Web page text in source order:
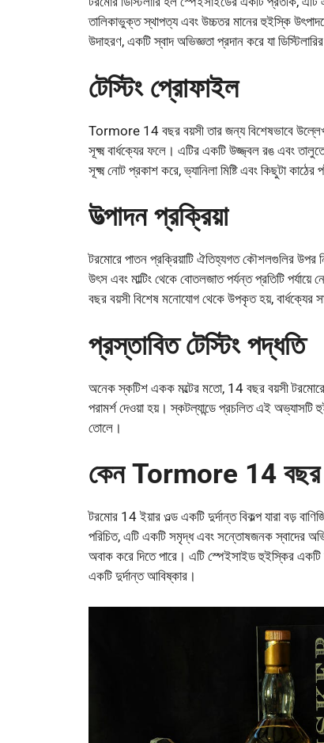
তালিকাভুক্ত স্থাপত্য এবং উচ্চতর মানের হুইস্কি
উদাহরণ, একটি স্বাদ অভিজ্ঞতা প্রদান করে যা
টেস্টিং প্রোফাইল
Tormore 14 বছর বয়সী তার জন্য বিশেষভাবে
সূক্ষ্ম বার্ধক্যের ফলে। এটির একটি উজ্জ্বল রঙ এবং
সূক্ষ্ম নোট প্রকাশ করে, ভ্যানিলা মিষ্টি এবং কিছুটা কাঠের
উত্পাদন প্রক্রিয়া
টরমোরে পাতন প্রক্রিয়াটি ঐতিহ্যগত কৌশলগুলির উপর
উৎস এবং মাল্টিং থেকে বোতলজাত পর্যন্ত প্রতিটি
বছর বয়সী বিশেষ মনোযোগ থেকে উপকৃত হয়, বার্ধক্যের
প্রস্তাবিত টেস্টিং পদ্ধতি
অনেক স্কটিশ একক মল্টের মতো, 14 বছর বয়সী টরমোরের
পরামর্শ দেওয়া হয়। স্কটল্যান্ডে প্রচলিত এই অভ্যাসটি
তোলে।
কেন Tormore 14 বছর
টরমোর 14 ইয়ার ওল্ড একটি দুর্দান্ত বিকল্প যারা বড়
পরিচিত, এটি একটি সমৃদ্ধ এবং সন্তোষজনক স্বাদের
অবাক করে দিতে পারে। এটি স্পেইসাইড হুইস্কির একটি
একটি দুর্দান্ত আবিষ্কার।